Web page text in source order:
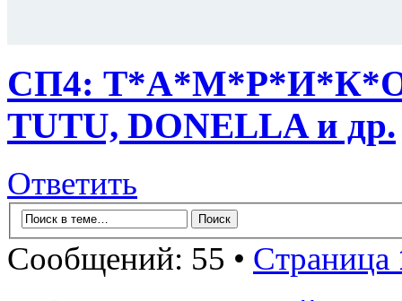
СП4: Т*А*М*Р*И*К*О
TUTU, DONELLA и др.
Ответить
Сообщений: 55 • Страница